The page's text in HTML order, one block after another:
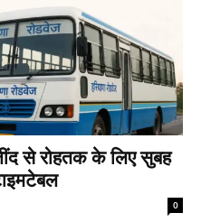
से रोहतक के लिए सुबह
0